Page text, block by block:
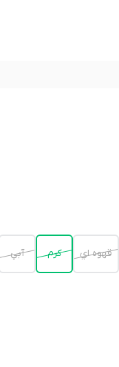
قهوه اي كرم آبي